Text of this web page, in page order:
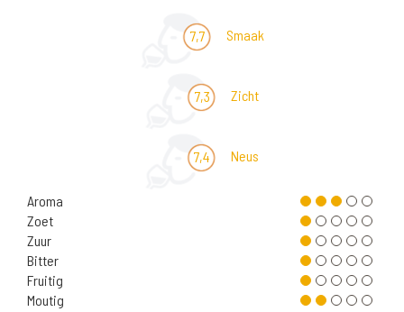
7,7 Smaak
7,3 Zicht
7,4 Neus
Aroma
Zoet
Zuur
Bitter
Fruitig
Moutig